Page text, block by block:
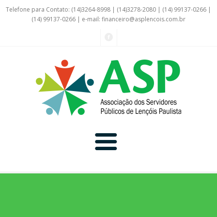
Telefone para Contato: (14)3264-8998 | (14)3278-2080 | (14) 99137-0266 |
(14) 99137-0266 | e-mail: financeiro@asplencois.com.br
Convênio Online